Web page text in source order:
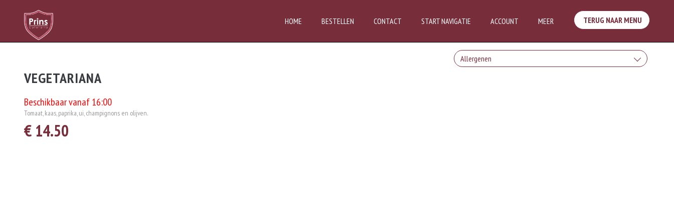
HOME BESTELLEN CONTACT START NAVIGATIE ACCOUNT MEER TERUG NAAR MENU
VEGETARIANA
Beschikbaar vanaf 16:00
Tomaat, kaas, paprika, ui, champignons en olijven.
€ 14.50
Allergenen